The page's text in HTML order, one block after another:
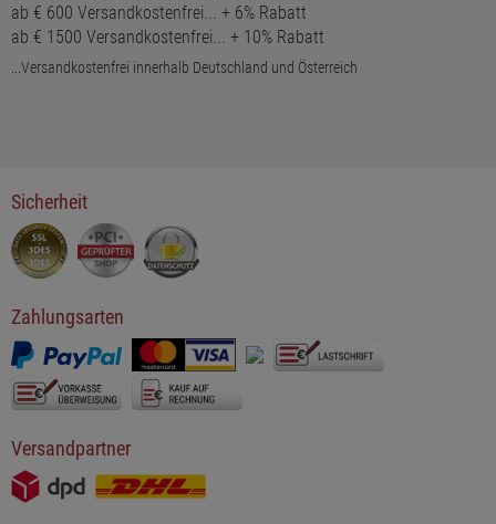
ab € 600 Versandkostenfrei... + 6% Rabatt
ab € 1500 Versandkostenfrei... + 10% Rabatt
...Versandkostenfrei innerhalb Deutschland und Österreich
Sicherheit
Zahlungsarten
Versandpartner